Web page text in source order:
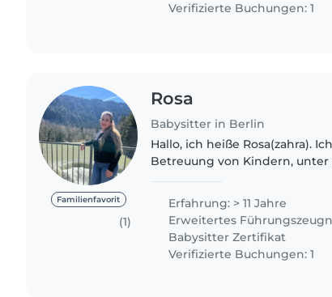
Verifizierte Buchungen: 1
Familienfavorit
(1)
Rosa
Babysitter in Berlin
Hallo, ich heiße Rosa(zahra).
Betreuung von Kindern, unter
im Kindergarten Fuggerstraße..
Erfahrung: > 11 Jahre
Erweitertes
Babysitter Zertifikat
Verifizierte Buchungen: 1